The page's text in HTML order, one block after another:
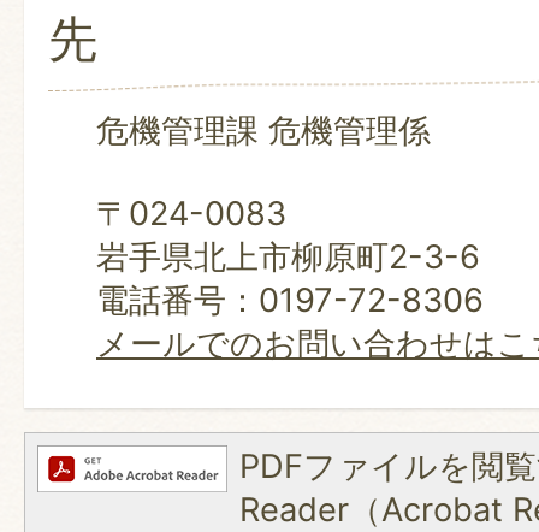
先
危機管理課 危機管理係
〒024-0083
岩手県北上市柳原町2-3-6
電話番号：0197-72-8306
メールでのお問い合わせは
PDFファイルを閲
Reader（Acrobat